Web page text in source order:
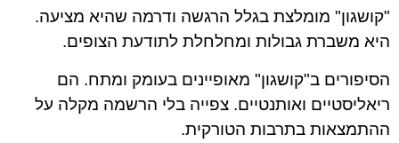
"קושגון" מומלצת בגלל הרגשה ודרמה שהיא מציעה.
היא משברת גבולות ומחלחלת לתודעת הצופים.
הסיפורים ב"קושגון" מאופיינים בעומק ומתח. הם
ריאליסטיים ואותנטיים. צפייה בלי הרשמה מקלה על
ההתמצאות בתרבות הטורקית.